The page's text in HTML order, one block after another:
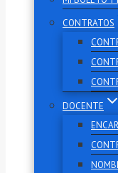
CONTRATOS
DOCENTE